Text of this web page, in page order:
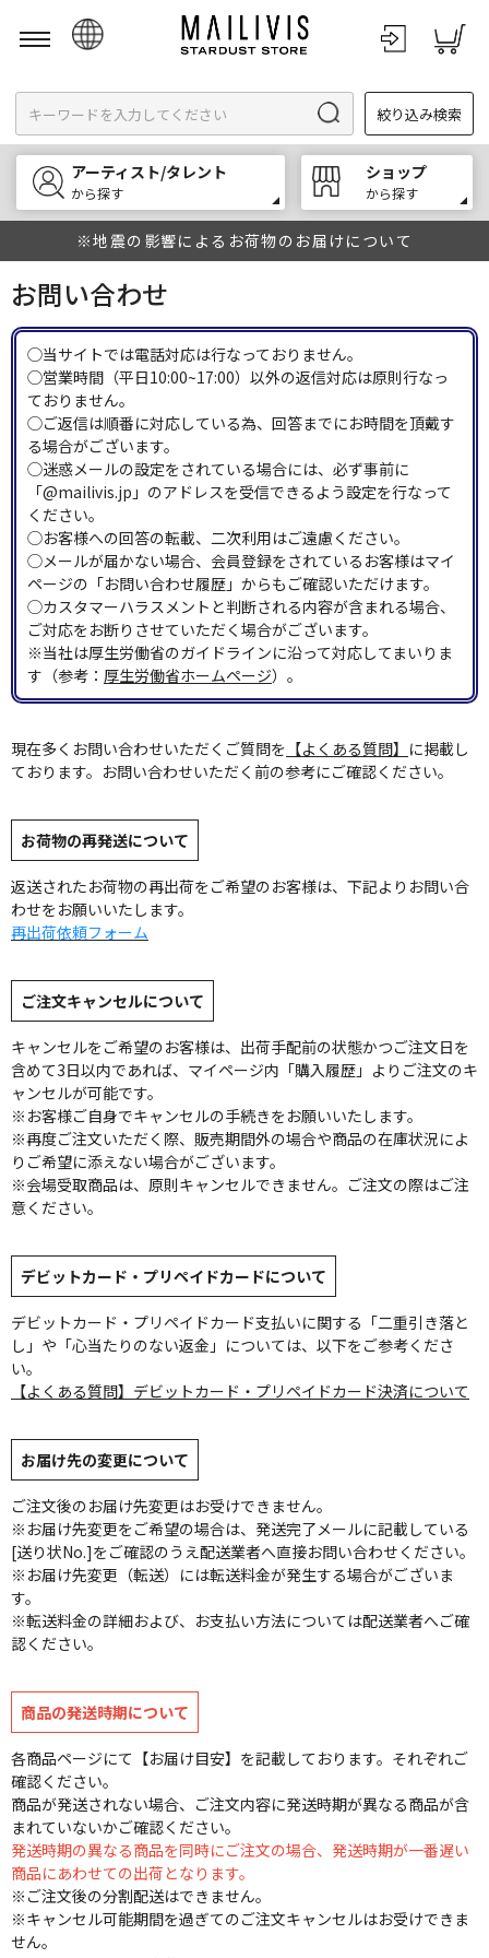
English
한국어
中文
絞り込み検索
アーティスト/タレント
から探す
ショップ
から探す
※地震の影響によるお荷物のお届けについて
お問い合わせ
◯当サイトでは電話対応は行なっておりません。
◯営業時間（平日10:00~17:00）以外の返信対応は原則行なっ
ておりません。
◯ご返信は順番に対応している為、回答までにお時間を頂戴す
る場合がございます。
◯迷惑メールの設定をされている場合には、必ず事前に
「@mailivis.jp」のアドレスを受信できるよう設定を行なって
ください。
◯お客様への回答の転載、二次利用はご遠慮ください。
◯メールが届かない場合、会員登録をされているお客様はマイ
ページの「お問い合わせ履歴」からもご確認いただけます。
◯カスタマーハラスメントと判断される内容が含まれる場合、
ご対応をお断りさせていただく場合がございます。
※当社は厚生労働省のガイドラインに沿って対応してまいりま
す（参考： 厚生労働省ホームページ）。
現在多くお問い合わせいただくご質問を 【よくある質問】 に掲載し
ております。お問い合わせいただく前の参考にご確認ください。
お荷物の再発送について
返送されたお荷物の再出荷をご希望のお客様は、下記よりお問い合
わせをお願いいたします。
再出荷依頼フォーム
ご注文キャンセルについて
キャンセルをご希望のお客様は、出荷手配前の状態かつご注文日を
含めて3日以内であれば、マイページ内「購入履歴」よりご注文のキ
ャンセルが可能です。
※お客様ご自身でキャンセルの手続きをお願いいたします。
※再度ご注文いただく際、販売期間外の場合や商品の在庫状況によ
りご希望に添えない場合がございます。
※会場受取商品は、原則キャンセルできません。ご注文の際はご注
意ください。
デビットカード・プリペイドカードについて
デビットカード・プリペイドカード支払いに関する「二重引き落と
し」や「心当たりのない返金」については、以下をご参考くださ
い。
【よくある質問】デビットカード・プリペイドカード決済について
お届け先の変更について
ご注文後のお届け先変更はお受けできません。
※お届け先変更をご希望の場合は、発送完了メールに記載している
[送り状No.]をご確認のうえ配送業者へ直接お問い合わせください。
※お届け先変更（転送）には転送料金が発生する場合がございま
す。
※転送料金の詳細および、お支払い方法については配送業者へご確
認ください。
商品の発送時期について
各商品ページにて【お届け目安】を記載しております。それぞれご
確認ください。
商品が発送されない場合、ご注文内容に発送時期が異なる商品が含
まれていないかご確認ください。
発送時期の異なる商品を同時にご注文の場合、発送時期が一番遅い
商品にあわせての出荷となります。
※ご注文後の分割配送はできません。
※キャンセル可能期間を過ぎてのご注文キャンセルはお受けできま
せん。